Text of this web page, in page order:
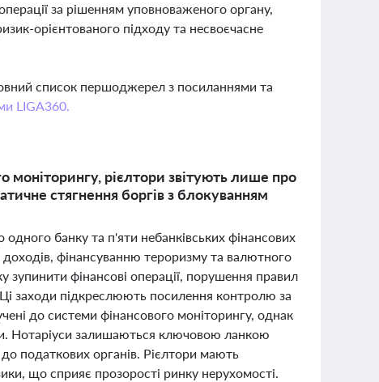
за рішенням уповноваженого органу,
орієнтованого підходу та несвоєчасне
список першоджерел з посиланнями та
LIGA360.
моніторингу, рієлтори звітують лише про
стягнення боргів з блокуванням
банку та п'яти небанківських фінансових
фінансуванню тероризму та валютного
фінансові операції, порушення правил
заходи підкреслюють посилення контролю за
до системи фінансового моніторингу, однак
Нотаріуси залишаються ключовою ланкою
податкових органів. Рієлтори мають
що сприяє прозорості ринку нерухомості.